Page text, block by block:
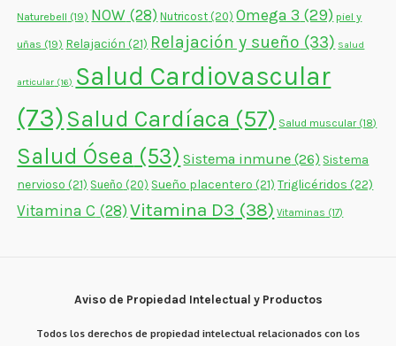
Naturebell (19) NOW (28) Nutricost (20) Omega 3 (29) piel y
uñas (19) Relajación (21) Relajación y sueño (33) Salud
articular (16) Salud Cardiovascular
(73)Salud Cardíaca (57) Salud muscular(18)
Salud Ósea (53) Sistema inmune (26) Sistema
nervioso (21) Sueño (20) Sueño placentero (21) Triglicéridos (22)
Vitamina C (28) Vitamina D3 (38) Vitaminas (17)
Aviso de Propiedad Intelectual y Productos
Todos los derechos de propiedad intelectual relacionados con los